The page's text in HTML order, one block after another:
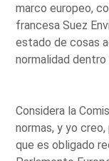
marco europeo,
francesa Suez
estado de cosas
normalidad
Considera la
normas, y yo
que es obligado